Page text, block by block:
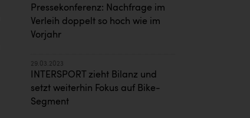
Pressekonferenz: Nachfrage im
Verleih doppelt so hoch wie im
Vorjahr
29.03.2023
INTERSPORT zieht Bilanz und
setzt weiterhin Fokus auf Bike-
Segment